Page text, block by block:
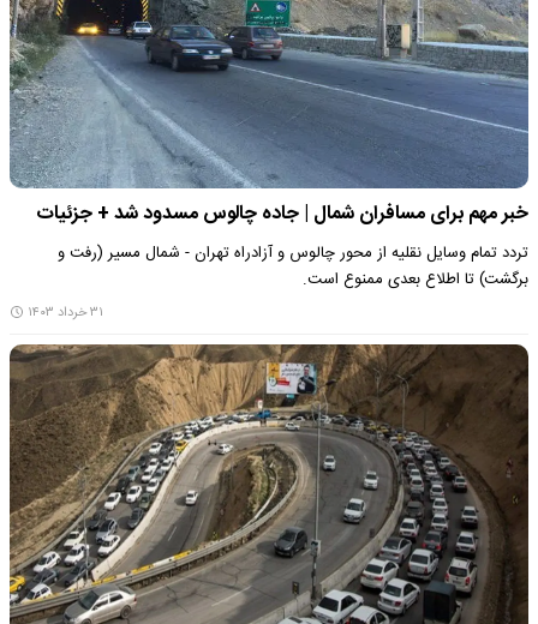
خبر مهم برای مسافران شمال | جاده چالوس مسدود شد + جزئیات
تردد تمام وسایل نقلیه از محور چالوس و آزادراه تهران - شمال مسیر (رفت و
برگشت) تا اطلاع بعدی ممنوع است.
۳۱ خرداد ۱۴۰۳